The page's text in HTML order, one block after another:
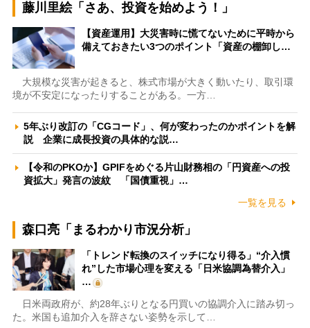
藤川里絵「さあ、投資を始めよう！」
【資産運用】大災害時に慌てないために平時から
備えておきたい3つのポイント「資産の棚卸し…
大規模な災害が起きると、株式市場が大きく動いたり、取引環
境が不安定になったりすることがある。一方…
5年ぶり改訂の「CGコード」、何が変わったのかポイントを解
説 企業に成長投資の具体的な説…
【令和のPKOか】GPIFをめぐる片山財務相の「円資産への投
資拡大」発言の波紋 「国債重視」…
一覧を見る
森口亮「まるわかり市況分析」
「トレンド転換のスイッチになり得る」“介入慣
れ”した市場心理を変える「日米協調為替介入」
…
日米両政府が、約28年ぶりとなる円買いの協調介入に踏み切っ
た。米国も追加介入を辞さない姿勢を示して…